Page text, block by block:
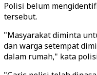
Polisi belum
tersebut.
"Masyarakat diminta
dan warga setempat
dalam rumah," kata